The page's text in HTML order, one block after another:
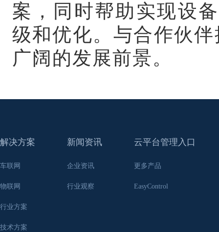
案，同时帮助实现设
级和优化。与合作伙
广阔的发展前景。
解决方案
车联网
物联网
行业方案
技术方案
新闻资讯
企业资讯
行业观察
云平台管理入口
更多产品
EasyControl